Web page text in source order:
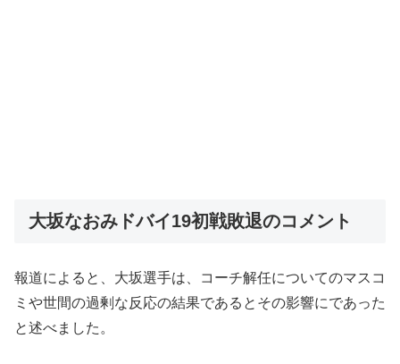
大坂なおみドバイ19初戦敗退のコメント
報道によると、大坂選手は、コーチ解任についてのマスコ
ミや世間の過剰な反応の結果であるとその影響にであった
と述べました。